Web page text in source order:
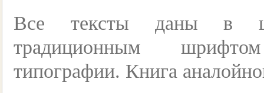
Все тексты даны в
традиционным
типографии. Книга